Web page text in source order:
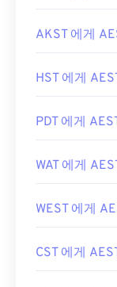
AKST 에게
HST 에게
PDT 에게
WAT 에게
WEST 에게
CST 에게